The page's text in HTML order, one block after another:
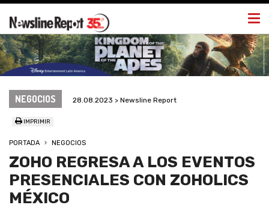
NEGOCIOS 28.08.2023 > Newsline Report
IMPRIMIR
PORTADA NEGOCIOS
ZOHO REGRESA A LOS EVENTOS
PRESENCIALES CON ZOHOLICS
MÉXICO